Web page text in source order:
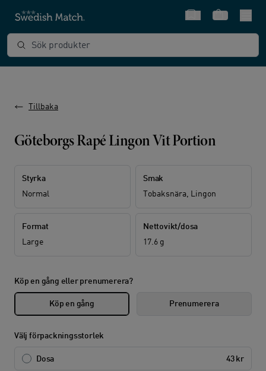
SnabbvalVarukorg
Sök produkter
Tillbaka
Göteborgs Rapé Lingon Vit Portion
Styrka
Normal
Smak
Tobaksnära, Lingon
Format
Large
Nettovikt/dosa
17.6 g
Köp en gång eller prenumerera?
Köp en gång Prenumerera
Välj förpackningsstorlek
Dosa 43 kr